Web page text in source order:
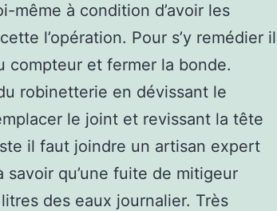
même à condition d’avoir les
l’opération. Pour s’y remédier il
compteur et fermer la bonde.
robinetterie en dévissant le
le joint et revissant la tête
il faut joindre un artisan expert
savoir qu’une fuite de mitigeur
des eaux journalier. Très